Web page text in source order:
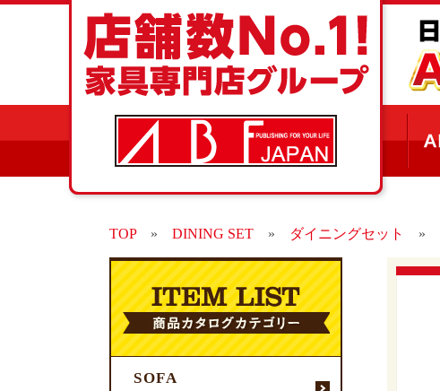
TOP» DINING SET » ダイニングセット »
SOFA